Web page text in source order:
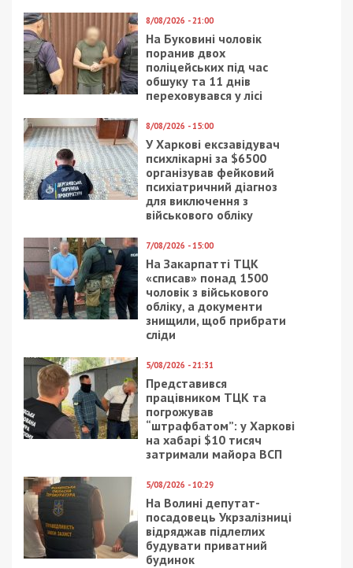
8/08/2026 - 21:00
На Буковині чоловік
поранив двох
поліцейських під час
обшуку та 11 днів
переховувався у лісі
8/08/2026 - 15:00
У Харкові ексзавідувач
психлікарні за $6500
організував фейковий
психіатричний діагноз
для виключення з
військового обліку
7/08/2026 - 15:00
На Закарпатті ТЦК
«списав» понад 1500
чоловік з військового
обліку, а документи
знищили, щоб прибрати
сліди
5/08/2026 - 21:31
Представився
працівником ТЦК та
погрожував
“штрафбатом”: у Харкові
на хабарі $10 тисяч
затримали майора ВСП
5/08/2026 - 10:29
На Волині депутат-
посадовець Укрзалізниці
відряджав підлеглих
будувати приватний
будинок